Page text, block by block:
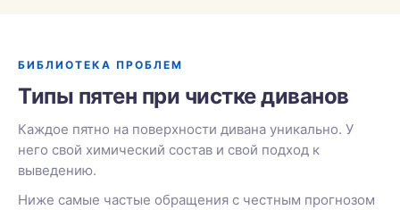
БИБЛИОТЕКА ПРОБЛЕМ
Типы пятен при чистке диванов
Каждое пятно на поверхности дивана уникально. У
него свой химический состав и свой подход к
выведению.
Ниже самые частые обращения с честным прогнозом